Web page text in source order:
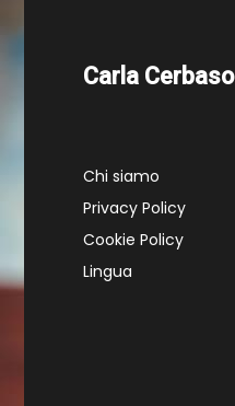
Carla Cerbaso
Chi siamo
Privacy Policy
Cookie Policy
Lingua